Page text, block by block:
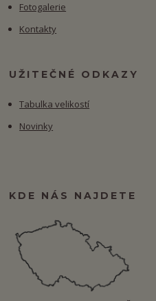
Fotogalerie
Kontakty
UŽITEČNÉ ODKAZY
Tabulka velikostí
Novinky
KDE NÁS NAJDETE